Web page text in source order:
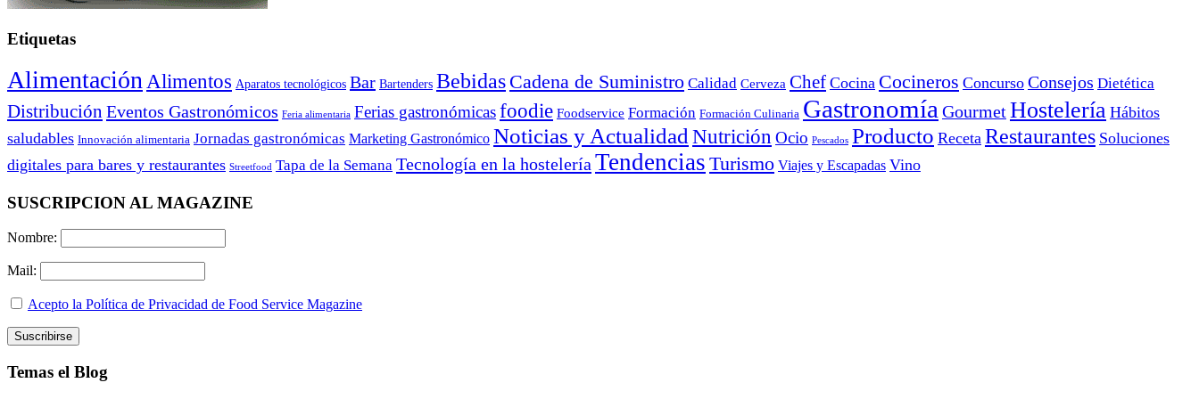
Etiquetas
Alimentación Alimentos Aparatos tecnológicos Bar Bartenders Bebidas Cadena de Suministro Calidad Cerveza Chef Cocina Cocineros Concurso Consejos Dietética
Distribución Eventos Gastronómicos Feria alimentaria Ferias gastronómicasfoodie Foodservice Formación Formación Culinaria Gastronomía GourmetHostelería Hábitos
saludables Innovación alimentaria Jornadas gastronómicas Marketing Gastronómico Noticias y Actualidad Nutrición Ocio Pescados Producto Receta Restaurantes Soluciones
digitales para bares y restaurantes Streetfood Tapa de la Semana Tecnología en la hostelería Tendencias Turismo Viajes y Escapadas Vino
SUSCRIPCION AL MAGAZINE
Nombre:
Mail:
Acepto la Política de Privacidad de Food Service Magazine
Temas el Blog